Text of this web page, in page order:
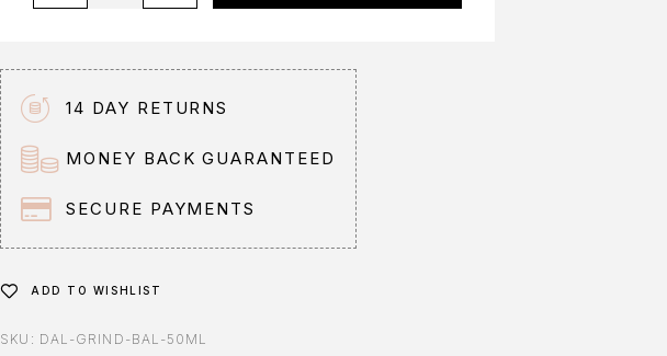
r
n
a
t
i
v
:
14 DAY RETURNS
MONEY BACK GUARANTEED
SECURE PAYMENTS
ADD TO WISHLIST
SKU: DAL-GRIND-BAL-50ML